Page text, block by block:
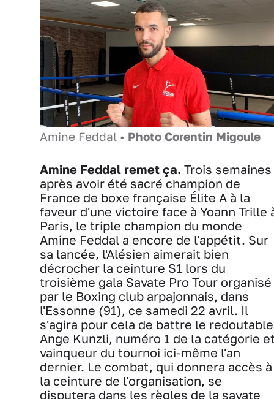
Amine Feddal • Photo Corentin Migoule
Amine Feddal remet ça. Trois semaines
après avoir été sacré champion de
France de boxe française Élite A à la
faveur d'une victoire face à Yoann Trille
Paris, le triple champion du monde
Amine Feddal a encore de l'appétit. Sur
sa lancée, l'Alésien aimerait bien
décrocher la ceinture S1 lors du
troisième gala Savate Pro Tour organisé
par le Boxing club arpajonnais, dans
l'Essonne (91), ce samedi 22 avril. Il
s'agira pour cela de battre le redoutable
Ange Kunzli, numéro 1 de la catégorie
vainqueur du tournoi ici-même l'an
dernier. Le combat, qui donnera accès à
la ceinture de l'organisation, se
disputera dans les règles de la savate